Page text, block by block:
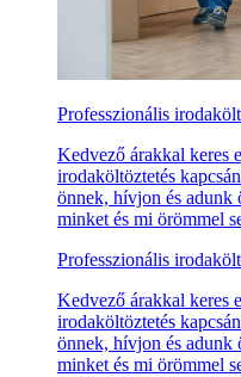
Professzionális
Kedvező árakkal keres
irodaköltöztetés
önnek, hívjon és
minket és mi örömmel
Professzionális
Kedvező árakkal keres
irodaköltöztetés
önnek, hívjon és
minket és mi örömmel